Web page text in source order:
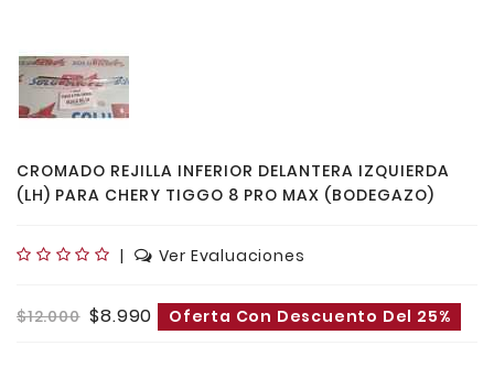
CROMADO REJILLA INFERIOR DELANTERA IZQUIERDA
(LH) PARA CHERY TIGGO 8 PRO MAX (BODEGAZO)
| Ver Evaluaciones
$12.000 $8.990 Oferta Con Descuento Del 25%